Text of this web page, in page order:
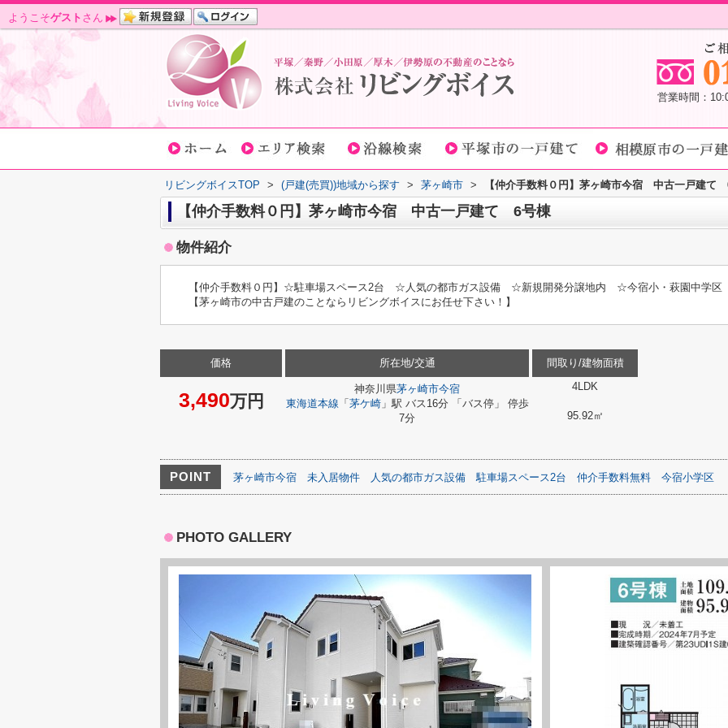
ようこそゲスト さん
営業時間：
リビングボイスTOP > (戸建(売買))地域から探す > 茅ヶ崎市 > 【仲介手数料０円】茅ヶ崎市今宿 中古一戸建て
【仲介手数料０円】茅ヶ崎市今宿 中古一戸建て 6号棟
物件紹介
【仲介手数料０円】☆駐車場スペース2台 ☆人気の都市ガス設備 ☆新規開発分譲地内 ☆今宿小・萩園中学
【茅ヶ崎市の中古戸建のことならリビングボイスにお任せ下さい！】
価格
3,490万円
所在地/交通
神奈川県茅ヶ崎市今宿
東海道本線 「 茅ケ崎」駅 バス16分 「バス停」 停歩
7分
間取り/建物面積
4LDK
95.92㎡
POINT 茅ヶ崎市今宿 未入居物件 人気の都市ガス設備 駐車場スペース2台 仲介手数料無料 今宿小学区
PHOTO GALLERY